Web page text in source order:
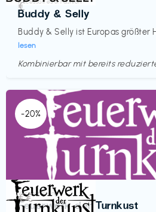
Buddy & Selly
Buddy & Selly ist Europas größter
lesen
€‎
Kombinierbar mit bereits
-20%
Veranstaltung
Feuerwerk der Turnkust
€€‎